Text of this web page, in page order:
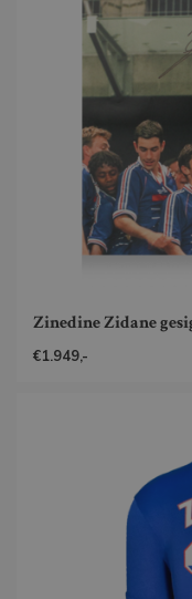
Zinedine Zidane
€1.949,-